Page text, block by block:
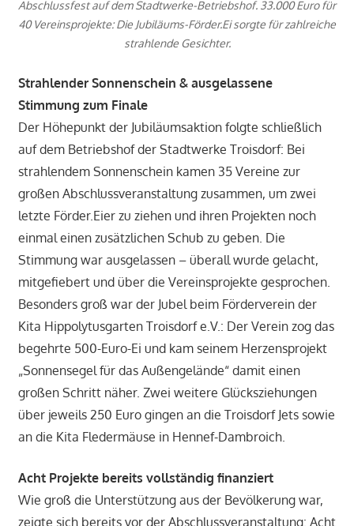
Abschlussfest auf dem Stadtwerke-Betriebshof. 33.000 Euro für
40 Vereinsprojekte: Die Jubiläums-Förder.Ei sorgte für zahlreiche
strahlende Gesichter.
Strahlender Sonnenschein & ausgelassene
Stimmung zum Finale
Der Höhepunkt der Jubiläumsaktion folgte schließlich
auf dem Betriebshof der Stadtwerke Troisdorf: Bei
strahlendem Sonnenschein kamen 35 Vereine zur
großen Abschlussveranstaltung zusammen, um zwei
letzte Förder.Eier zu ziehen und ihren Projekten noch
einmal einen zusätzlichen Schub zu geben. Die
Stimmung war ausgelassen – überall wurde gelacht,
mitgefiebert und über die Vereinsprojekte gesprochen.
Besonders groß war der Jubel beim Förderverein der
Kita Hippolytusgarten Troisdorf e.V.: Der Verein zog das
begehrte 500-Euro-Ei und kam seinem Herzensprojekt
„Sonnensegel für das Außengelände“ damit einen
großen Schritt näher. Zwei weitere Glücksziehungen
über jeweils 250 Euro gingen an die Troisdorf Jets sowie
an die Kita Fledermäuse in Hennef-Dambroich.
Acht Projekte bereits vollständig finanziert
Wie groß die Unterstützung aus der Bevölkerung war,
zeigte sich bereits vor der Abschlussveranstaltung: Acht